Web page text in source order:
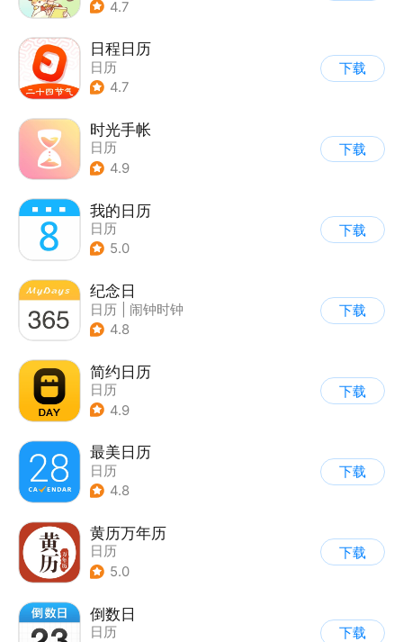
4.7
日程日历
日历
4.7
下载
时光手帐
日历
4.9
下载
我的日历
日历
5.0
下载
纪念日
日历
闹钟时钟
4.8
下载
简约日历
日历
4.9
下载
最美日历
日历
4.8
下载
黄历万年历
日历
5.0
下载
倒数日
日历
下载